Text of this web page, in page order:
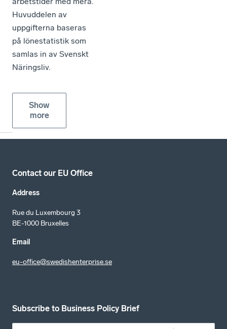
Huvuddelen av
uppgifterna baseras
på lönestatistik som
samlas in av Svenskt
Näringsliv.
Show
more
Contact our EU Office
Address
Rue du Luxembourg 3
BE-1000 Bruxelles
Email
eu-office@swedishenterprise.se
Subscribe to Business Policy Brief